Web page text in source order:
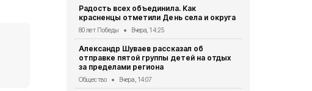
Радость всех объединила. Как
красненцы отметили День села и округа
80 лет Победы Вчера, 14:25
Александр Шуваев рассказал об
отправке пятой группы детей на отдых
за пределами региона
Общество Вчера, 14:07